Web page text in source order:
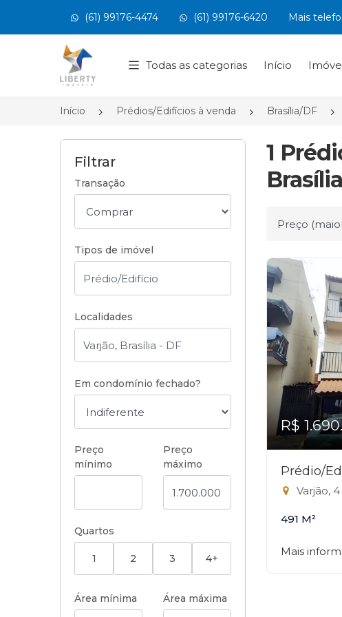
(61) 99176-4474 (61) 99176-6420 Mais
Página inicial
Todas as categorias Início
Início Prédios/Edifícios à venda Brasília/DF
Filtrar
Transação
Tipos de imóvel
Localidades
Em condomínio fechado?
Preço
mínimo
Preço
máximo
Quartos
1 2 3 4+
Área mínima Área máxima
1
Ordenar por
R$
Prédio/
Varjão,
491 M²
Mais